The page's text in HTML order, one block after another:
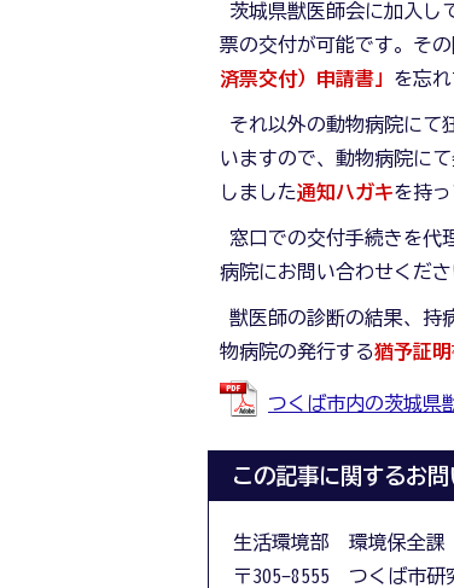
茨城県獣医師会に加入し
票の交付が可能です。そ
済票交付）申請書」 を忘
それ以外の動物病院にて
いますので、動物病院に
しました通知ハガキを持
窓口での交付手続きを代
病院にお問い合わせくださ
獣医師の診断の結果、持
物病院の発行する猶予証
つくば市内の茨城県
この記事に関するお
生活環境部 環境保全課
〒305-8555 つくば市研